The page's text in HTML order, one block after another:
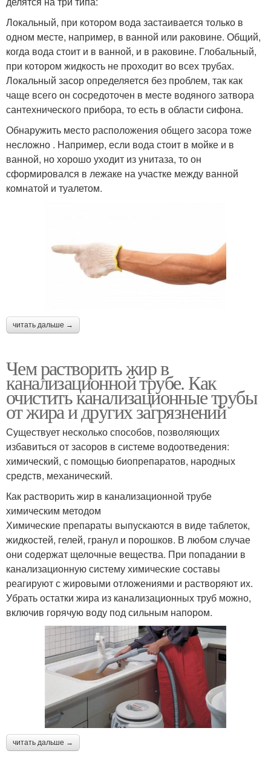
Локальный, при котором вода застаивается только в
одном месте, например, в ванной или раковине. Общий,
когда вода стоит и в ванной, и в раковине. Глобальный,
при котором жидкость не проходит во всех трубах.
Локальный засор определяется без проблем, так как
чаще всего он сосредоточен в месте водяного затвора
сантехнического прибора, то есть в области сифона.
Обнаружить место расположения общего засора тоже
несложно . Например, если вода стоит в мойке и в
ванной, но хорошо уходит из унитаза, то он
сформировался в лежаке на участке между ванной
комнатой и туалетом.
читать дальше →
Чем растворить жир в
канализационной трубе. Как
очистить канализационные трубы
от жира и других загрязнений
Существует несколько способов, позволяющих
избавиться от засоров в системе водоотведения:
химический, с помощью биопрепаратов, народных
средств, механический.
Как растворить жир в канализационной трубе
химическим методом
Химические препараты выпускаются в виде таблеток,
жидкостей, гелей, гранул и порошков. В любом случае
они содержат щелочные вещества. При попадании в
канализационную систему химические составы
реагируют с жировыми отложениями и растворяют их.
Убрать остатки жира из канализационных труб можно,
включив горячую воду под сильным напором.
читать дальше →